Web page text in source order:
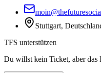
Stuttgart,
TFS unterstützen
Du willst kein Ticket, aber das